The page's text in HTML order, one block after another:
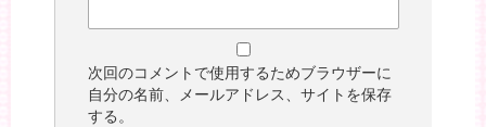
次回のコメントで使用するためブラウザーに
自分の名前、メールアドレス、サイトを保存
する。